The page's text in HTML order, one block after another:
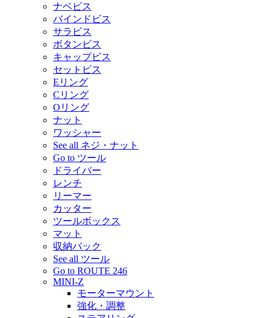
ナベビス
バインドビス
サラビス
ボタンビス
キャップビス
セットビス
Eリング
Cリング
Oリング
ナット
ワッシャー
See all ネジ・ナット
Go to ツール
ドライバー
レンチ
リーマー
カッター
ツールボックス
マット
収納バック
See all ツール
Go to ROUTE 246
MINI-Z
モーターマウント
強化・調整